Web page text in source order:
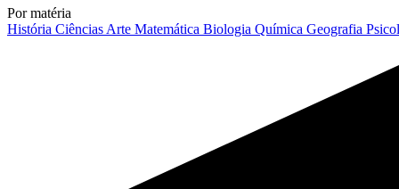
Por matéria
História Ciências Arte Matemática Biologia Química Geografia